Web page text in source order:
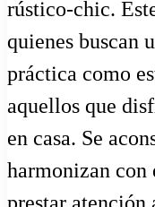
rústico-chic.
quienes buscan
práctica como
aquellos que
en casa. Se
harmonizan con